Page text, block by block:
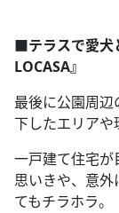
■テラスで愛犬
LOCASA』
最後に公園周
下したエリアや
一戸建て住宅が
思いきや、意
てもチラホラ。